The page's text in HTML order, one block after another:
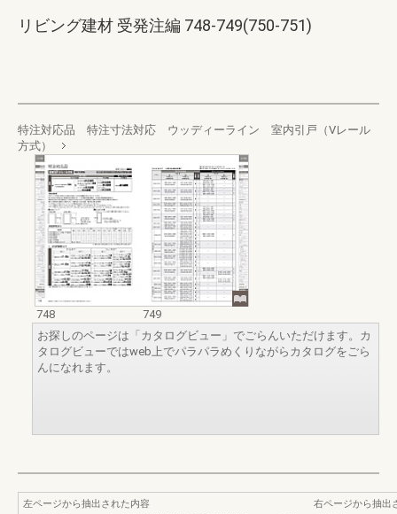
リビング建材 受発注編 748-749(750-751)
特注対応品 特注寸法対応 ウッディーライン 室内引戸（Vレール
方式）
748
749
お探しのページは「カタログビュー」でごらんいただけます。カ
タログビューではweb上でパラパラめくりながらカタログをごら
んになれます。
左ページから抽出された内容
右ページから抽出